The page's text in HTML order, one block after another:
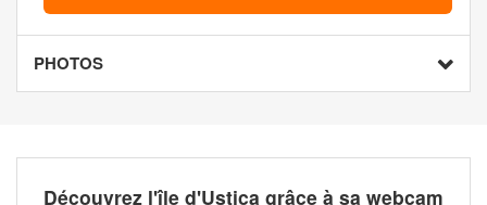
PHOTOS
Découvrez l'île d'Ustica grâce à sa webcam